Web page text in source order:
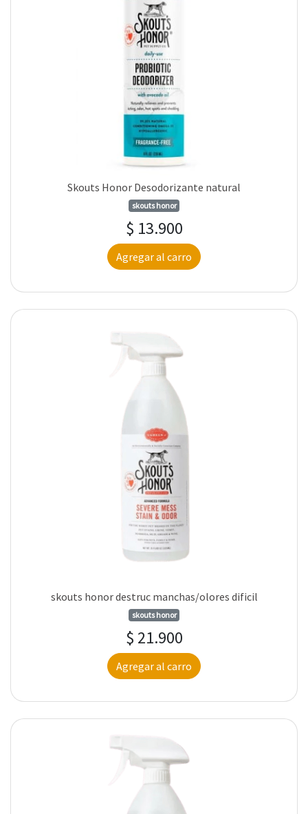
Skouts Honor Desodorizante natural
skouts honor
$ 13.900
Agregar al carro
skouts honor destruc manchas/olores dificil
skouts honor
$ 21.900
Agregar al carro